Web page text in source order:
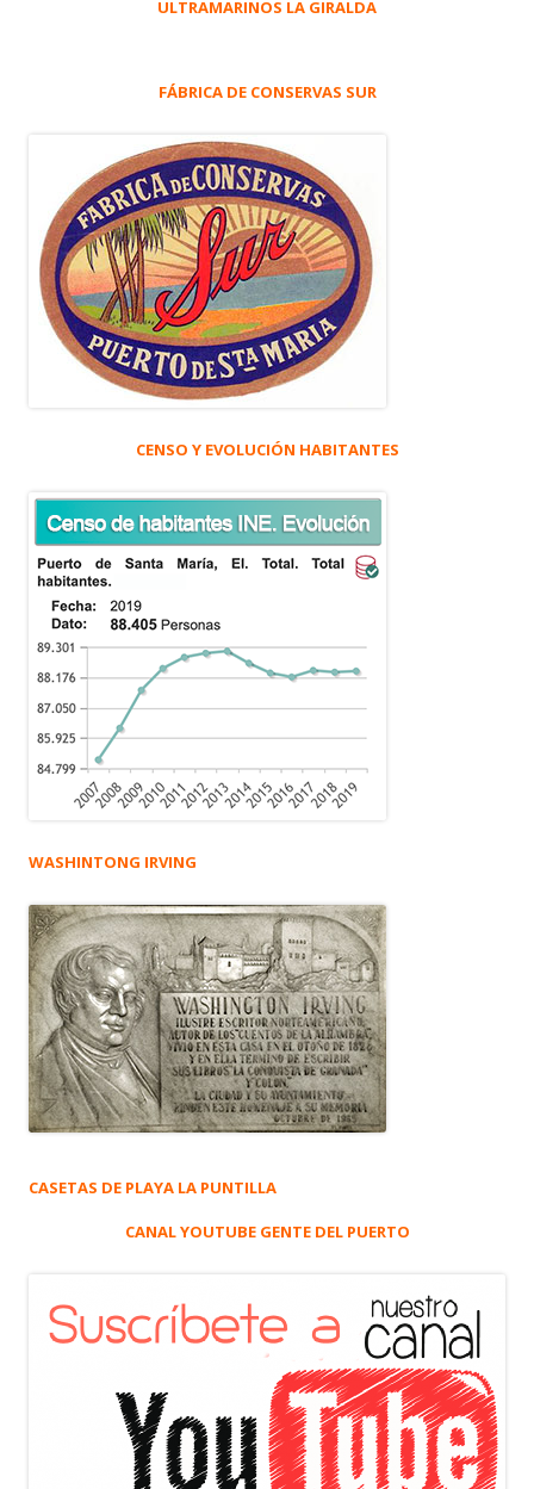
ULTRAMARINOS LA GIRALDA
FÁBRICA DE CONSERVAS SUR
CENSO Y EVOLUCIÓN HABITANTES
WASHINTONG IRVING
CASETAS DE PLAYA LA PUNTILLA
CANAL YOUTUBE GENTE DEL PUERTO